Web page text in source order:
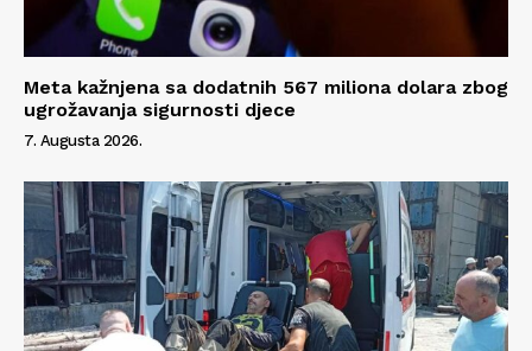
Meta kažnjena sa dodatnih 567 miliona dolara zbog
ugrožavanja sigurnosti djece
7. Augusta 2026.